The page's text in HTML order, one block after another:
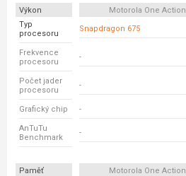
Výkon Motorola One Action
Typ
procesoru
Snapdragon 675
Frekvence
procesoru
-
Počet jader
procesoru
-
Grafický chip -
AnTuTu
Benchmark
-
Paměť Motorola One Action